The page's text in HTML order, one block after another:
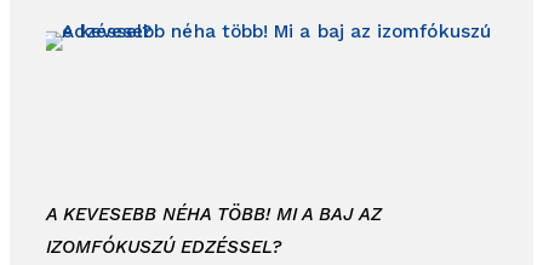
A KEVESEBB NÉHA TÖBB! MI A BAJ AZ
IZOMFÓKUSZÚ EDZÉSSEL?